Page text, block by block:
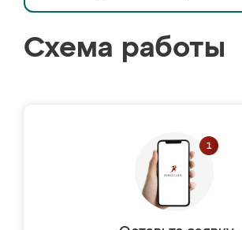
Схема работы